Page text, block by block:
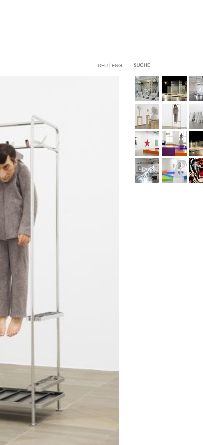
DEU | ENG